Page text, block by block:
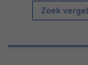
Zoek